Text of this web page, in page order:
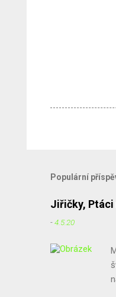
Populární
Jiřičky, Ptáci
-4.5.20